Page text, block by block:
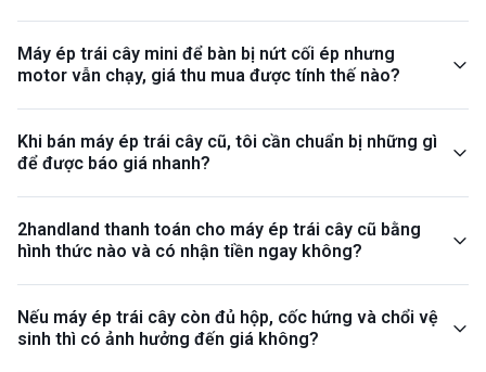
Máy ép trái cây mini để bàn bị nứt cối ép nhưng
motor vẫn chạy, giá thu mua được tính thế nào?
Khi bán máy ép trái cây cũ, tôi cần chuẩn bị những gì
để được báo giá nhanh?
2handland thanh toán cho máy ép trái cây cũ bằng
hình thức nào và có nhận tiền ngay không?
Nếu máy ép trái cây còn đủ hộp, cốc hứng và chổi vệ
sinh thì có ảnh hưởng đến giá không?